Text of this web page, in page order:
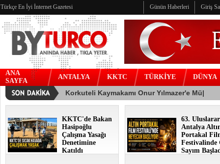
Türkçe En İyi İnternet Gazetesi Günün Haberleri Giriş
ANA
SAYFA
ANTALYA KKTC TÜRKİYE DÜNYA
KKTC'de Bakan
Hasipoğlu
Çalışma Yasağı
Denetimine
Katıldı
63.
Antalya
Portakal
Festivalinde
Sayım